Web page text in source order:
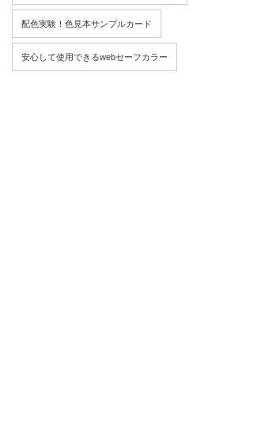
配色実験！色見本サンプルカード
安心して使用できるwebセーフカラー